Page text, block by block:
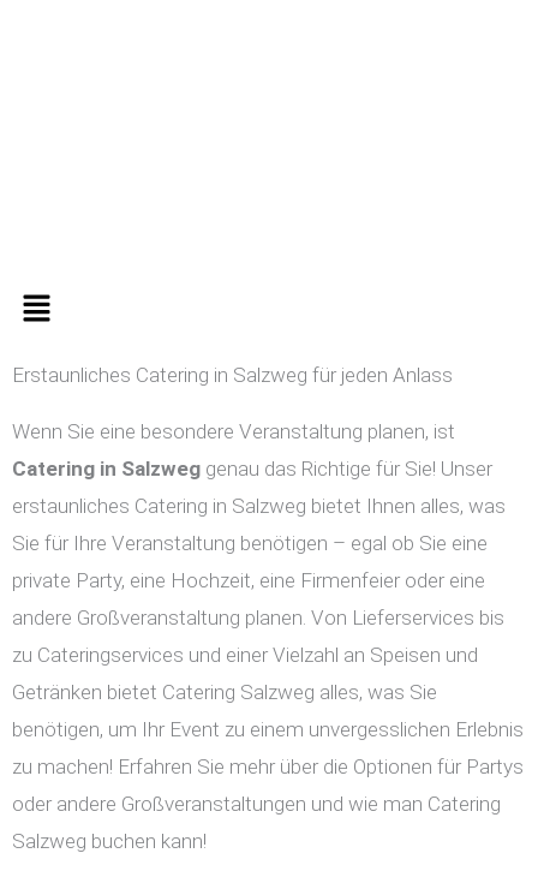
Menü
Erstaunliches Catering in Salzweg für jeden Anlass
Wenn Sie eine besondere Veranstaltung planen, ist
Catering in Salzweg genau das Richtige für Sie! Unser
erstaunliches Catering in Salzweg bietet Ihnen alles, was
Sie für Ihre Veranstaltung benötigen – egal ob Sie eine
private Party, eine Hochzeit, eine Firmenfeier oder eine
andere Großveranstaltung planen. Von Lieferservices bis
zu Cateringservices und einer Vielzahl an Speisen und
Getränken bietet Catering Salzweg alles, was Sie
benötigen, um Ihr Event zu einem unvergesslichen Erlebnis
zu machen! Erfahren Sie mehr über die Optionen für Partys
oder andere Großveranstaltungen und wie man Catering
Salzweg buchen kann!